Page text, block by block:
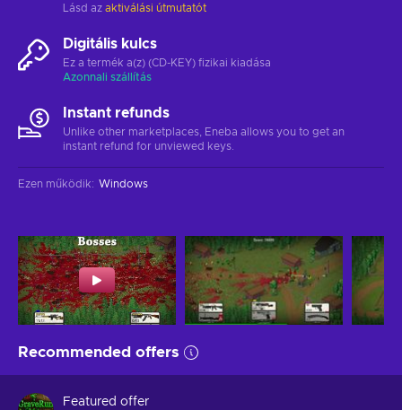
Lásd az aktiválási útmutatót
Digitális kulcs
Ez a termék a(z) (CD-KEY) fizikai kiadása
Azonnali szállítás
Instant refunds
Unlike other marketplaces, Eneba allows you to get an
instant refund for unviewed keys.
Ezen működik: Windows
Recommended offers
Featured offer